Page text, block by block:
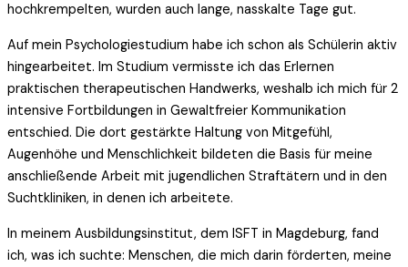
hochkrempelten, wurden auch lange, nasskalte Tage gut.
Auf mein Psychologiestudium habe ich schon als Schülerin aktiv
hingearbeitet. Im Studium vermisste ich das Erlernen
praktischen therapeutischen Handwerks, weshalb ich mich für 2
intensive Fortbildungen in Gewaltfreier Kommunikation
entschied. Die dort gestärkte Haltung von Mitgefühl,
Augenhöhe und Menschlichkeit bildeten die Basis für meine
anschließende Arbeit mit jugendlichen Straftätern und in den
Suchtkliniken, in denen ich arbeitete.
In meinem Ausbildungsinstitut, dem ISFT in Magdeburg, fand
ich, was ich suchte: Menschen, die mich darin förderten, meine